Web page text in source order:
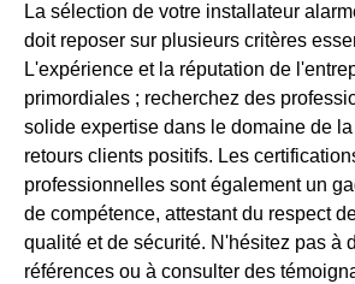
La sélection de votre installateur
doit reposer sur plusieurs critères
L'expérience et la réputation de
primordiales ; recherchez des
solide expertise dans le domaine de
retours clients positifs. Les
professionnelles sont également un
de compétence, attestant du respect
qualité et de sécurité. N'hésitez pas à
références ou à consulter des